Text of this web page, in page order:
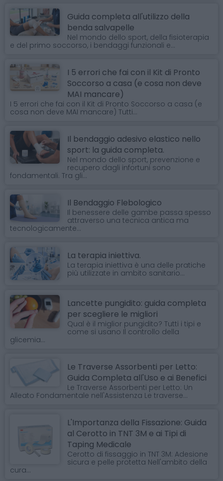
Guida completa all'utilizzo della
benda salvapelle
Nel mondo dello sport, della fisioterapia
e del primo soccorso, i bendaggi funzionali e...
I 5 errori che fai con il Kit di Pronto
Soccorso a casa (e cosa non deve
MAI mancare)
I 5 errori che fai con il Kit di Pronto Soccorso a casa (e
cosa non deve MAI mancare) Tutti...
Il bendaggio adesivo elastico nello
sport: la guida completa.
Nel mondo dello sport, prevenzione e
recupero dagli infortuni sono
fondamentali. Tra gli...
Il Bendaggio Flebologico
Il benessere delle gambe passa spesso
attraverso una tecnica antica ma
tecnologicamente...
La terapia iniettiva.
La terapia iniettiva è una delle pratiche
più utilizzate in ambito sanitario...
Lancette pungidito: guida completa
per scegliere le migliori
Qual è il miglior pungidito? Tutti i tipi e
come si usano Il controllo della
glicemia...
Le Traverse Assorbenti per Letto:
Guida Completa all'Uso e ai Benefici
Le Traverse Assorbenti per Letto: Un
Alleato Fondamentale nell'Assistenza Le traverse...
L'Importanza della Fissazione: Guida
al Cerotto in TNT 3M e ai Tipi di
Taping Medicale
Cerotto di fissaggio in TNT 3M: Adesione
sicura e pelle protetta Nell'ambito della
cura...